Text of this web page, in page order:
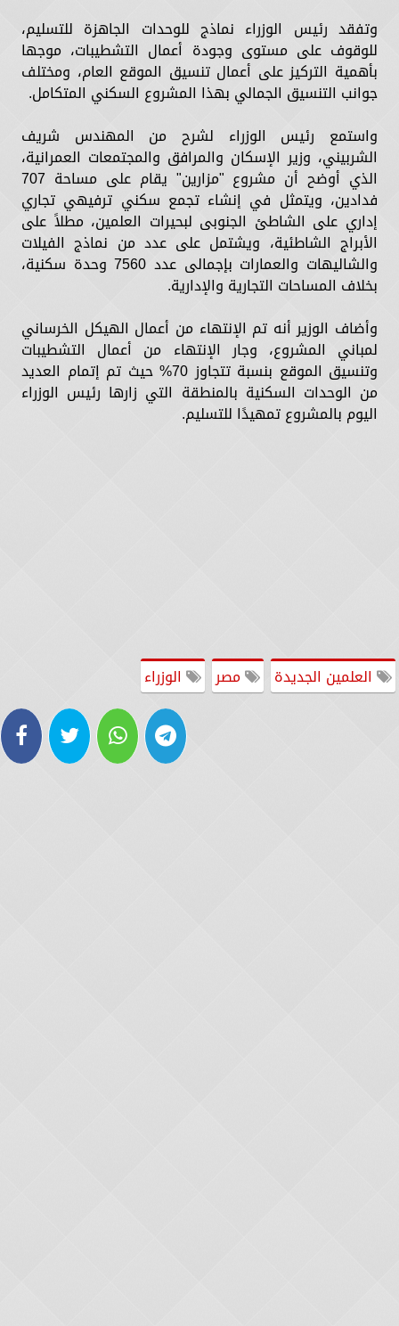
وتفقد رئيس الوزراء نماذج للوحدات الجاهزة للتسليم،
للوقوف على مستوى وجودة أعمال التشطيبات، موجها
بأهمية التركيز على أعمال تنسيق الموقع العام، ومختلف
جوانب التنسيق الجمالي بهذا المشروع السكني المتكامل.
واستمع رئيس الوزراء لشرح من المهندس شريف
الشربيني، وزير الإسكان والمرافق والمجتمعات العمرانية،
الذي أوضح أن مشروع "مزارين" يقام على مساحة 707
فدادين، ويتمثل في إنشاء تجمع سكني ترفيهي تجاري
إداري على الشاطئ الجنوبى لبحيرات العلمين، مطلاً على
الأبراج الشاطئية، ويشتمل على عدد من نماذج الفيلات
والشاليهات والعمارات بإجمالى عدد 7560 وحدة سكنية،
بخلاف المساحات التجارية والإدارية.
وأضاف الوزير أنه تم الإنتهاء من أعمال الهيكل الخرساني
لمباني المشروع، وجار الإنتهاء من أعمال التشطيبات
وتنسيق الموقع بنسبة تتجاوز 70% حيث تم إتمام العديد
من الوحدات السكنية بالمنطقة التي زارها رئيس الوزراء
اليوم بالمشروع تمهيدًا للتسليم.
العلمين الجديدة مصر الوزراء